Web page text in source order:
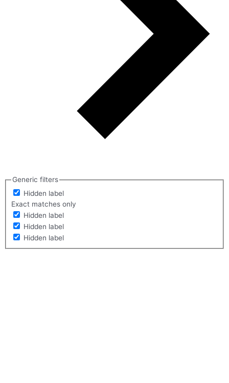
Generic filters
Hidden label
Exact matches only
Hidden label
Hidden label
Hidden label